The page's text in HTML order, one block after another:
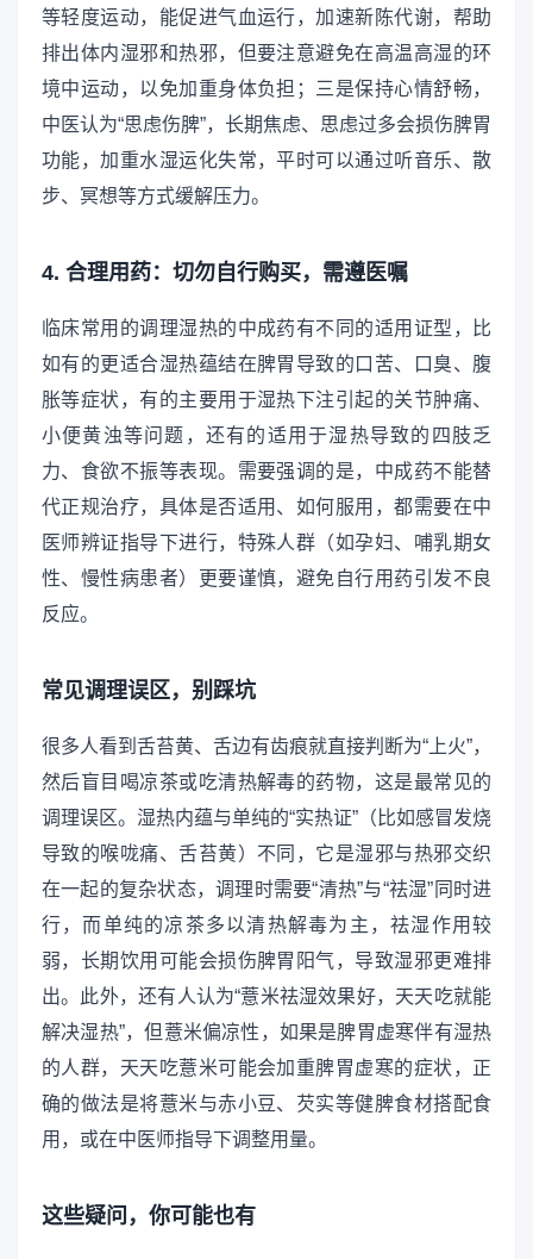
等轻度运动，能促进气血运行，加速新陈代谢，帮助
排出体内湿邪和热邪，但要注意避免在高温高湿的环
境中运动，以免加重身体负担；三是保持心情舒畅，
中医认为“思虑伤脾”，长期焦虑、思虑过多会损伤脾胃
功能，加重水湿运化失常，平时可以通过听音乐、散
步、冥想等方式缓解压力。
4. 合理用药：切勿自行购买，需遵医嘱
临床常用的调理湿热的中成药有不同的适用证型，比
如有的更适合湿热蕴结在脾胃导致的口苦、口臭、腹
胀等症状，有的主要用于湿热下注引起的关节肿痛、
小便黄浊等问题，还有的适用于湿热导致的四肢乏
力、食欲不振等表现。需要强调的是，中成药不能替
代正规治疗，具体是否适用、如何服用，都需要在中
医师辨证指导下进行，特殊人群（如孕妇、哺乳期女
性、慢性病患者）更要谨慎，避免自行用药引发不良
反应。
常见调理误区，别踩坑
很多人看到舌苔黄、舌边有齿痕就直接判断为“上火”，
然后盲目喝凉茶或吃清热解毒的药物，这是最常见的
调理误区。湿热内蕴与单纯的“实热证”（比如感冒发烧
导致的喉咙痛、舌苔黄）不同，它是湿邪与热邪交织
在一起的复杂状态，调理时需要“清热”与“祛湿”同时进
行，而单纯的凉茶多以清热解毒为主，祛湿作用较
弱，长期饮用可能会损伤脾胃阳气，导致湿邪更难排
出。此外，还有人认为“薏米祛湿效果好，天天吃就能
解决湿热”，但薏米偏凉性，如果是脾胃虚寒伴有湿热
的人群，天天吃薏米可能会加重脾胃虚寒的症状，正
确的做法是将薏米与赤小豆、芡实等健脾食材搭配食
用，或在中医师指导下调整用量。
这些疑问，你可能也有